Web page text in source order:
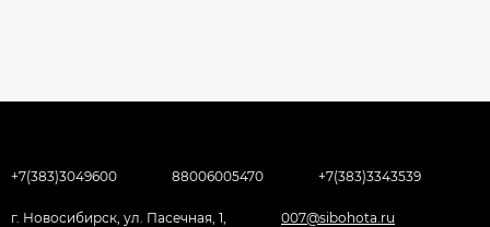
+7(383)3049600 88006005470 +7(383)3343539
г. Новосибирск, ул. Пасечная, 1,
007@sibohota.ru